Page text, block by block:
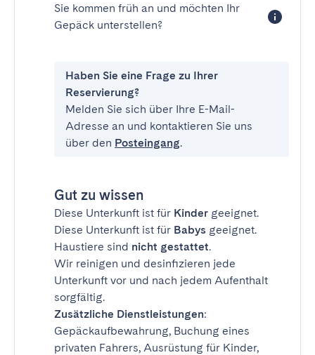
Sie kommen früh an und möchten Ihr
Gepäck unterstellen?
Haben Sie eine Frage zu Ihrer
Reservierung?
Melden Sie sich über Ihre E-Mail-
Adresse an und kontaktieren Sie uns
über den Posteingang.
Gut zu wissen
Diese Unterkunft ist für Kinder geeignet.
Diese Unterkunft ist für Babys geeignet.
Haustiere sind nicht gestattet.
Wir reinigen und desinfizieren jede
Unterkunft vor und nach jedem Aufenthalt
sorgfältig.
Zusätzliche Dienstleistungen:
Gepäckaufbewahrung, Buchung eines
privaten Fahrers, Ausrüstung für Kinder,